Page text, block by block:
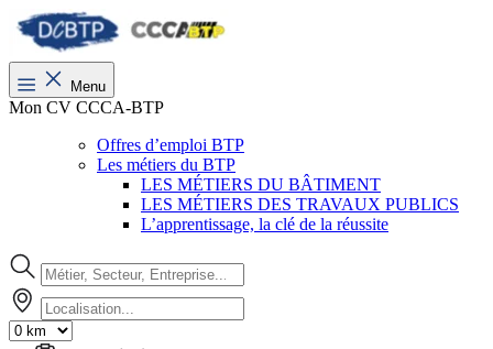
Menu
Mon CV CCCA-BTP
Offres d’emploi BTP
Les métiers du BTP
LES MÉTIERS DU BÂTIMENT
LES MÉTIERS DES TRAVAUX PUBLICS
L’apprentissage, la clé de la réussite